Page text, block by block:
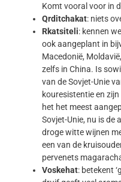
Komt vooral voor in
Qrditchakat: niets
Rkatsiteli: kennen
ook aangeplant in
Macedonië,
zelfs in China. Is
van de Sovjet-Unie
kouresistentie en
het het meest
Sovjet-Unie, nu is de
droge witte wijnen
een van de
pervenets
Voskehat: betekent